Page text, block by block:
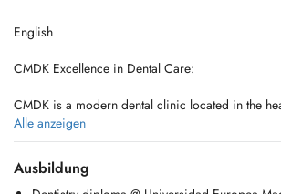
English
CMDK Excellence in Dental Care:
CMDK is a modern dental clinic located in the
Luxembourg, combining advanced dentistry with
care. Our highly qualified team works with
state-of-the-art technology.
Alle anzeigen
Ausbildung